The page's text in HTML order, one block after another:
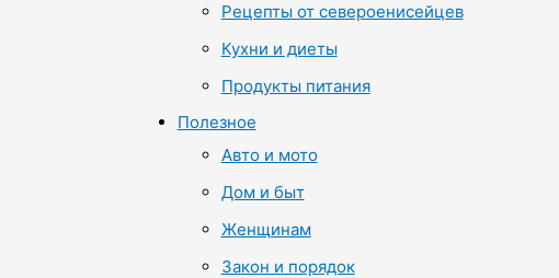
Рецепты от североенисейцев
Кухни и диеты
Продукты питания
Полезное
Авто и мото
Дом и быт
Женщинам
Закон и порядок